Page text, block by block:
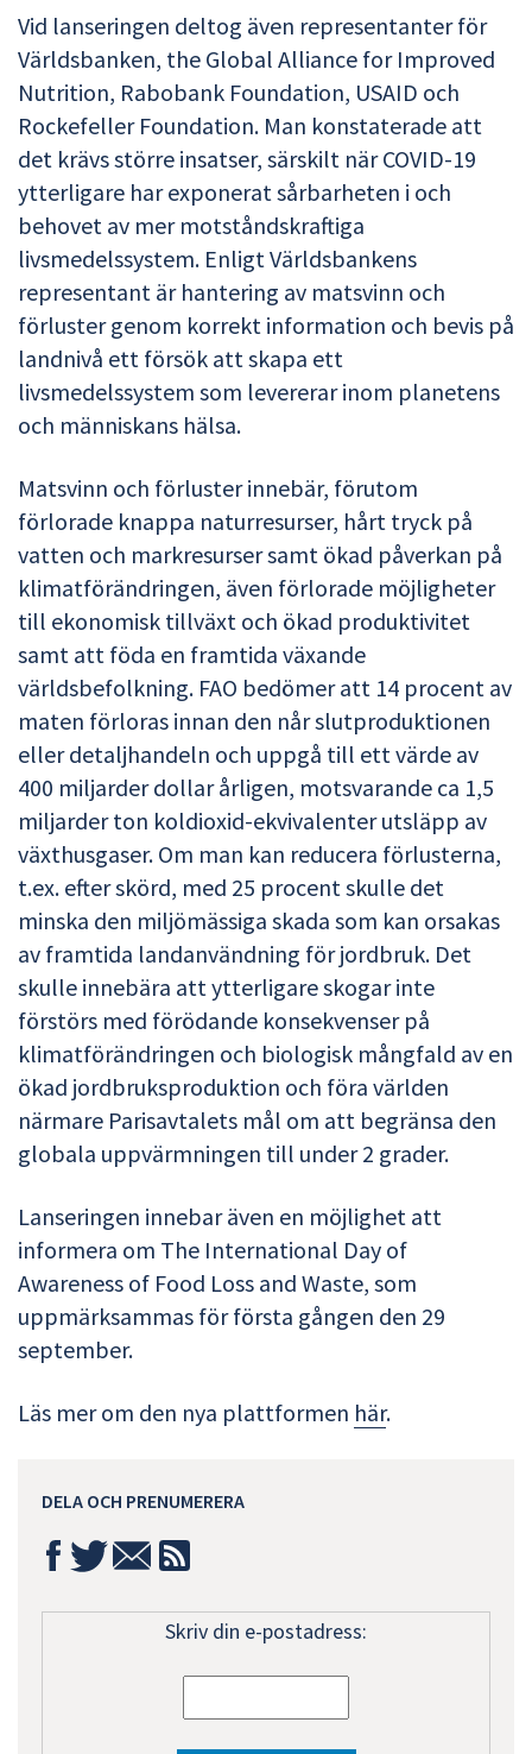
Vid lanseringen deltog även representanter för
Världsbanken, the Global Alliance for Improved
Nutrition, Rabobank Foundation, USAID och
Rockefeller Foundation. Man konstaterade att
det krävs större insatser, särskilt när COVID-19
ytterligare har exponerat sårbarheten i och
behovet av mer motståndskraftiga
livsmedelssystem. Enligt Världsbankens
representant är hantering av matsvinn och
förluster genom korrekt information och bevis på
landnivå ett försök att skapa ett
livsmedelssystem som levererar inom planetens
och människans hälsa.
Matsvinn och förluster innebär, förutom
förlorade knappa naturresurser, hårt tryck på
vatten och markresurser samt ökad påverkan på
klimatförändringen, även förlorade möjligheter
till ekonomisk tillväxt och ökad produktivitet
samt att föda en framtida växande
världsbefolkning. FAO bedömer att 14 procent av
maten förloras innan den når slutproduktionen
eller detaljhandeln och uppgå till ett värde av
400 miljarder dollar årligen, motsvarande ca 1,5
miljarder ton koldioxid-ekvivalenter utsläpp av
växthusgaser. Om man kan reducera förlusterna,
t.ex. efter skörd, med 25 procent skulle det
minska den miljömässiga skada som kan orsakas
av framtida landanvändning för jordbruk. Det
skulle innebära att ytterligare skogar inte
förstörs med förödande konsekvenser på
klimatförändringen och biologisk mångfald av en
ökad jordbruksproduktion och föra världen
närmare Parisavtalets mål om att begränsa den
globala uppvärmningen till under 2 grader.
Lanseringen innebar även en möjlighet att
informera om The International Day of
Awareness of Food Loss and Waste, som
uppmärksammas för första gången den 29
september.
Läs mer om den nya plattformen här.
DELA OCH PRENUMERERA
Skriv din e-postadress: